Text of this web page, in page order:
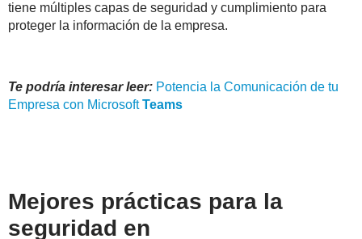
tiene múltiples capas de seguridad y cumplimiento para
proteger la información de la empresa.
Te podría interesar leer: Potencia la Comunicación de tu
Empresa con MicrosoftTeams
Mejores prácticas para la
seguridad en